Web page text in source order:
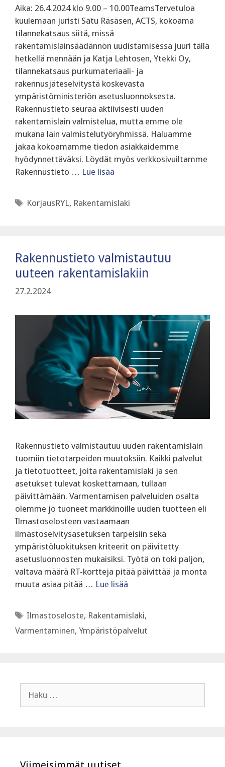
Aika: 26.4.2024 klo 9.00 – 10.00TeamsTervetuloa
kuulemaan juristi Satu Räsäsen, ACTS, kokoama
tilannekatsaus siitä, missä
rakentamislainsäädännön uudistamisessa juuri tällä
hetkellä mennään ja Katja Lehtosen, Ytekki Oy,
tilannekatsaus purkumateriaali- ja
rakennusjäteselvitystä koskevasta
ympäristöministeriön asetusluonnoksesta.
Rakennustieto seuraa aktiivisesti uuden
rakentamislain valmistelua, mutta emme ole
mukana lain valmistelutyöryhmissä. Haluamme
jakaa kokoamamme tiedon asiakkaidemme
hyödynnettäväksi. Löydät myös verkkosivuiltamme
Rakennustieto … Lue lisää
Avainsanat
KorjausRYL, Rakentamislaki
Rakennustieto valmistautuu
uuteen rakentamislakiin
27.2.2024
Rakennustieto valmistautuu uuden rakentamislain
tuomiin tietotarpeiden muutoksiin. Kaikki palvelut
ja tietotuotteet, joita rakentamislaki ja sen
asetukset tulevat koskettamaan, tullaan
päivittämään. Varmentamisen palveluiden osalta
olemme jo tuoneet markkinoille uuden tuotteen eli
Ilmastoselosteen vastaamaan
ilmastoselvitysasetuksen tarpeisiin sekä
ympäristöluokituksen kriteerit on päivitetty
asetusluonnosten mukaisiksi. Työtä on toki paljon,
valtava määrä RT-kortteja pitää päivittää ja monta
muuta asiaa pitää … Lue lisää
Avainsanat
Ilmastoseloste, Rakentamislaki,
Varmentaminen, Ympäristöpalvelut